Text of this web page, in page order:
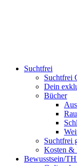
Suchtfrei
Suchtfrei
Dein
Bücher
Suchtfrei
Kosten &
Bewusstsein/